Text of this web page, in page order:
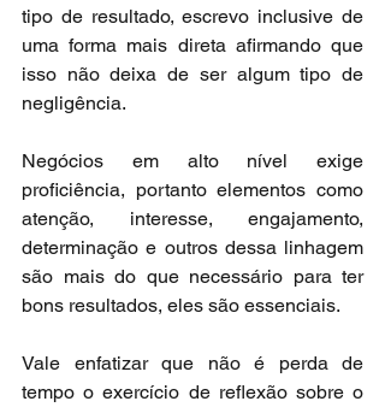
tipo de resultado, escrevo inclusive de
uma forma mais direta afirmando que
isso não deixa de ser algum tipo de
negligência.
Negócios em alto nível exige
proficiência, portanto elementos como
atenção, interesse, engajamento,
determinação e outros dessa linhagem
são mais do que necessário para ter
bons resultados, eles são essenciais.
Vale enfatizar que não é perda de
tempo o exercício de reflexão sobre o